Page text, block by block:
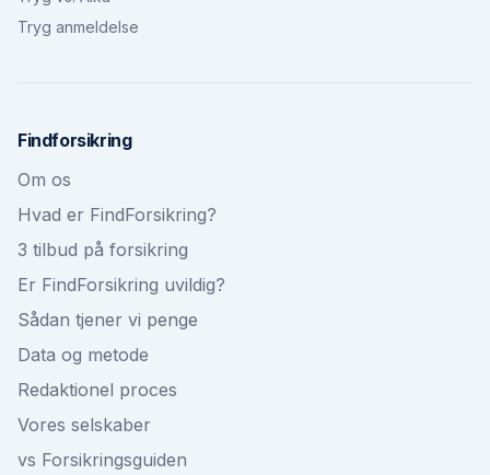
Tryg anmeldelse
Findforsikring
Om os
Hvad er FindForsikring?
3 tilbud på forsikring
Er FindForsikring uvildig?
Sådan tjener vi penge
Data og metode
Redaktionel proces
Vores selskaber
vs Forsikringsguiden